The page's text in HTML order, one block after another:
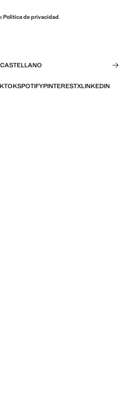
Política de privacidad.
CASTELLANO
SPOTIFYPINTERESTXLINKEDIN